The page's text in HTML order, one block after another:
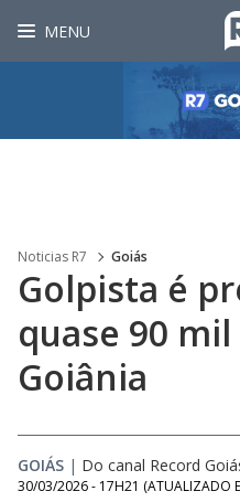
MENU
Noticias R7 Goiás
Golpista é
quase 90
Goiânia
GOIÁS | Do canal Record
30/03/2026 - 17H21 (ATUALIZADO